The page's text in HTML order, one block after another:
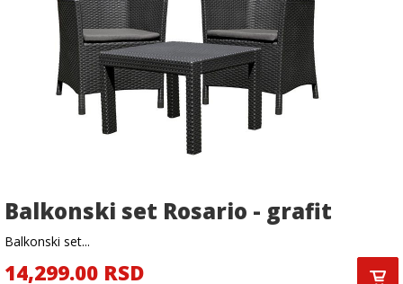
Balkonski set Rosario - grafit
Balkonski set...
14,299.00 RSD